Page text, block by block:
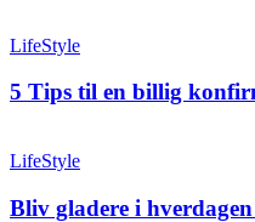
LifeStyle
5 Tips til en billig
LifeStyle
Bliv gladere i